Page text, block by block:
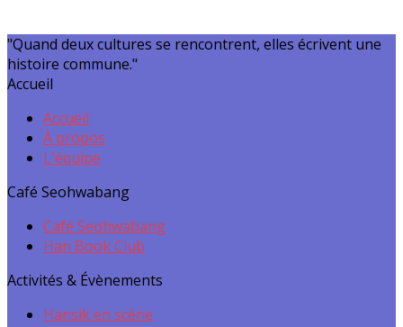
"Quand deux cultures se rencontrent, elles écrivent une
histoire commune."
Accueil
Accueil
À propos
L'équipe
Café Seohwabang
Café Seohwabang
Han Book Club
Activités & Évènements
Hansik en scène